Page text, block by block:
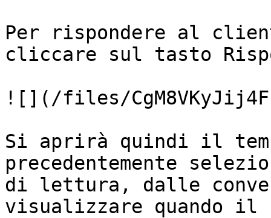
Per rispondere al
cliccare sul tasto
![](/files/
Si aprirà quindi il
precedentemente
di lettura, dalle
visualizzare quando